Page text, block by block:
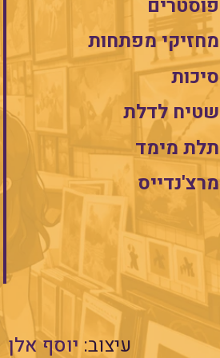
פוסטרים
מחזיקי מפתחות
סיכות
שטיח לדלת
תלת מימד
מרצ'נדייס
עיצוב:יוסף אלן